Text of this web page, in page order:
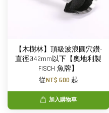
【木樹林】頂級波浪圓穴鑽-
直徑Ø42mm以下【奧地利製
FISCH 魚牌】
從NT$ 600 起
加入購物車